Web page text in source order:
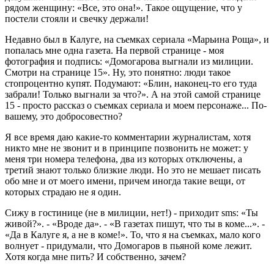
рядом женщину: «Все, это она!». Такое ощущение, что у
постели стояли и свечку держали!
Недавно был в Калуге, на съемках сериала «Марьина Роща», и
попалась мне одна газета. На первой странице - моя
фотография и подпись: «Домогарова выгнали из милиции.
Смотри на странице 15». Ну, это понятно: люди такое
стопроцентно купят. Подумают: «Блин, наконец-то его туда
забрали! Только выгнали за что?». А на этой самой странице
15 - просто рассказ о съемках сериала и моем персонаже... По-
вашему, это добросовестно?
Я все время даю какие-то комментарии журналистам, хотя
никто мне не звонит и в принципе позвонить не может: у
меня три номера телефона, два из которых отключены, а
третий знают только близкие люди. Но это не мешает писать
обо мне и от моего имени, причем иногда такие вещи, от
которых страдаю не я один.
Сижу в гостинице (не в милиции, нет!) - приходит sms: «Ты
живой?». - «Вроде да». - «В газетах пишут, что ты в коме...». -
«Да в Калуге я, а не в коме!». То, что я на съемках, мало кого
волнует - придумали, что Домогаров в пьяной коме лежит.
Хотя когда мне пить? И собственно, зачем?